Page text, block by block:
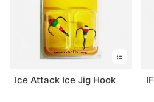
Ice Attack Ice Jig Hook